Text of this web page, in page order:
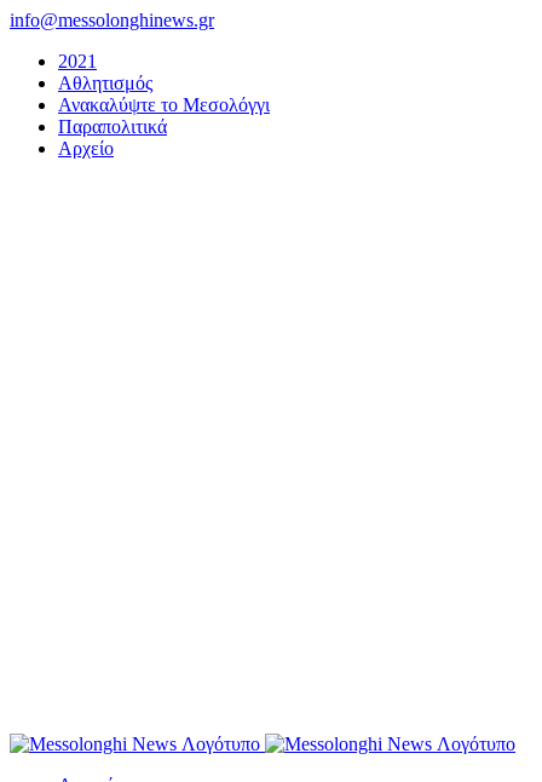
Μετάβαση
περιεχόμενο
info@messolonghinews.gr
2021
Αθλητισμός
Ανακαλύψτε το Μεσολόγγι
Παραπολιτικά
Αρχείο